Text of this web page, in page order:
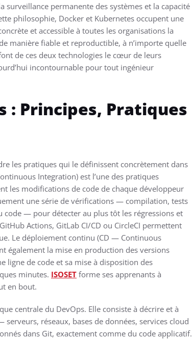
permanente des systèmes et la capacité
philosophie, Docker et Kubernetes occupent une
et accessible à toutes les organisations la
manière fiable et reproductible, à n’importe quelle
de ces deux technologies le cœur de leurs
incontournable pour tout ingénieur
: Principes, Pratiques
les pratiques qui le définissent concrètement dans
Integration) est l’une des pratiques
les modifications de code de chaque développeur
une série de vérifications — compilation, tests
code — pour détecter au plus tôt les régressions et
Actions, GitLab CI/CD ou CircleCI permettent
Le déploiement continu (CD — Continuous
également la mise en production des versions
ligne de code et sa mise à disposition des
minutes. ISOSET forme ses apprenants à
en bout.
centrale du DevOps. Elle consiste à décrire et à
réseaux, bases de données, services cloud
dans Git, exactement comme du code applicatif.